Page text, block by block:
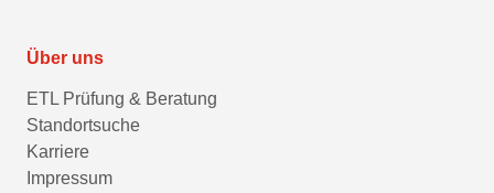
Über uns
ETL Prüfung & Beratung
Standortsuche
Karriere
Impressum